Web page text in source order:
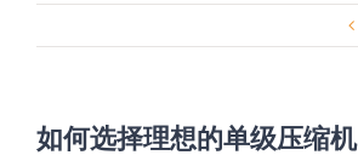
如何选择理想的单级压缩机